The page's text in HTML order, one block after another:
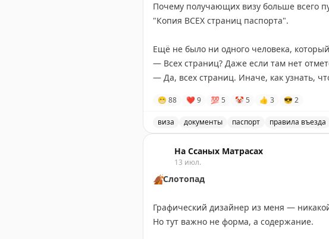
Почему получающих визу больше всего
"Копия ВСЕХ страниц паспорта".
Ещё не было ни одного человека,
— Всех страниц? Даже если там нет
— Да, всех страниц. Иначе, как узнать,
Вам жалко?
😁 88 ❤ 9 💯 5 🤡5 👍 3 😎 2
виза документы паспорт правила въезда
На Ссаных Матрасах
13 июл.
🍂Слотопад
Графический дизайнер из меня —
Но тут важно не форма, а содержание.